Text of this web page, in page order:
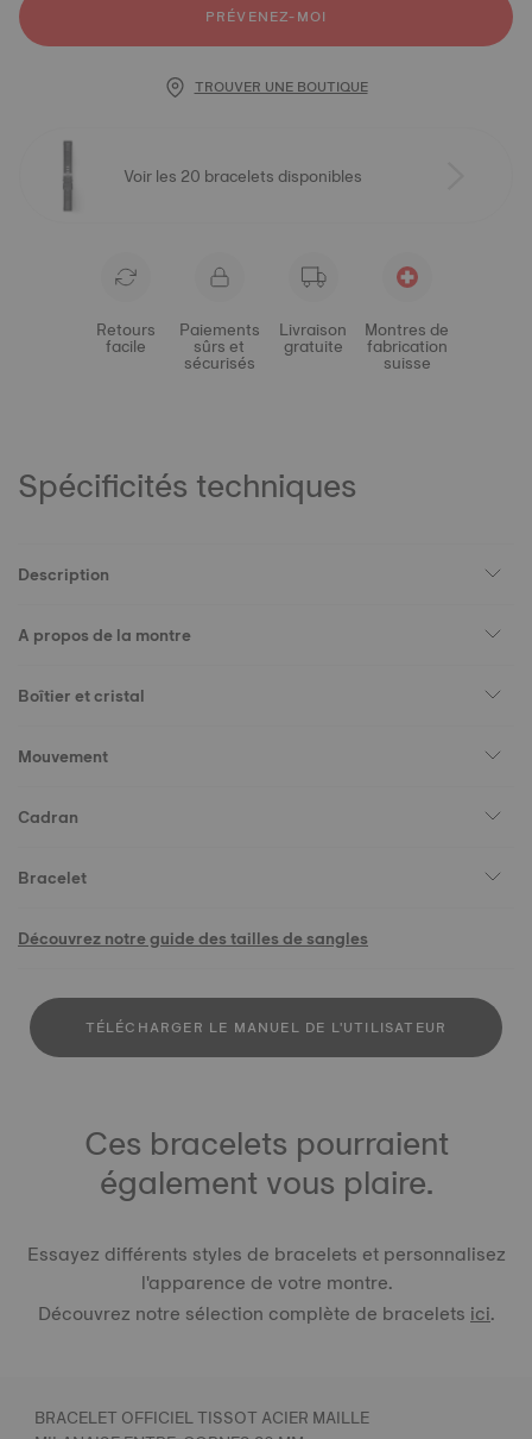
PRÉVENEZ-MOI
TROUVER UNE BOUTIQUE
Voir les 20 bracelets disponibles
Retours
facile
Paiements
sûrs et
sécurisés
Livraison
gratuite
Montres de
fabrication
suisse
Spécificités techniques
Description
A propos de la montre
Boîtier et cristal
Mouvement
Cadran
Bracelet
Découvrez notre guide des tailles de sangles
TÉLÉCHARGER LE MANUEL DE L'UTILISATEUR
Ces bracelets pourraient
également vous plaire.
Essayez différents styles de bracelets et personnalisez
l'apparence de votre montre.
Découvrez notre sélection complète de braceletsici.
BRACELET OFFICIEL TISSOT ACIER MAILLE